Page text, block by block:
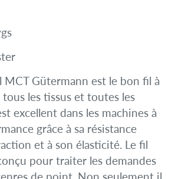
MCT Gütermann est le bon fil à
les tissus et toutes les
excellent dans les machines à
grâce à sa résistance
et à son élasticité. Le fil
pour traiter les demandes